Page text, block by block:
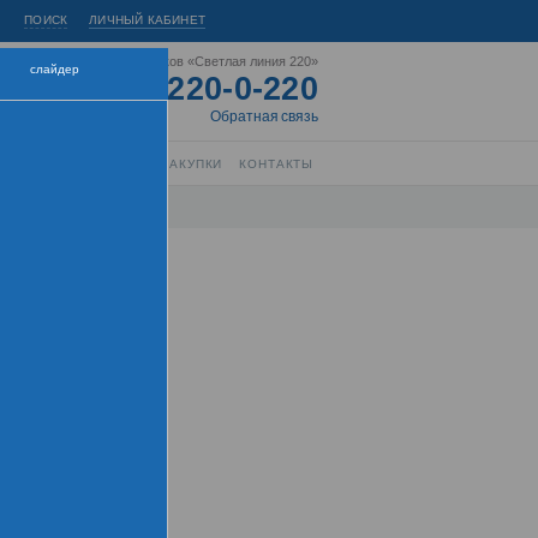
ЛИЧНЫЙ КАБИНЕТ
ПОИСК
Горячая линия энергетиков «Светлая линия 220»
8-800-220-0-220
Обратная связь
ЗАКУПКИ КОНТАКТЫ
слайдер